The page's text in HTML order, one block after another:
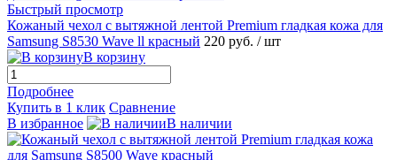
Быстрый просмотр
Кожаный чехол с вытяжной лентой Premium гладкая кожа для
Samsung S8530 Wave ll красный 220 руб. / шт
В корзину
Подробнее
Купить в 1 клик Сравнение
В избранное
В наличии